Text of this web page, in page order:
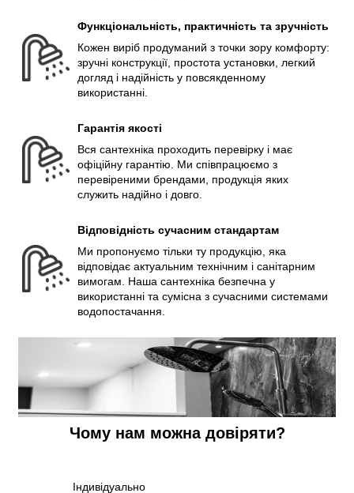
Функціональність, практичність та зручність
Кожен виріб продуманий з точки зору комфорту:
зручні конструкції, простота установки, легкий
догляд і надійність у повсякденному
використанні.
Гарантія якості
Вся сантехніка проходить перевірку і має
офіційну гарантію. Ми співпрацюємо з
перевіреними брендами, продукція яких
служить надійно і довго.
Відповідність сучасним стандартам
Ми пропонуємо тільки ту продукцію, яка
відповідає актуальним технічним і санітарним
вимогам. Наша сантехніка безпечна у
використанні та сумісна з сучасними системами
водопостачання.
Чому нам можна довіряти?
Індивідуально